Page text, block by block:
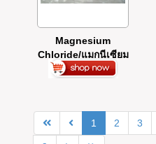
Magnesium
Chloride/แมกนีเซียม
คลอไรด์
1 2 3